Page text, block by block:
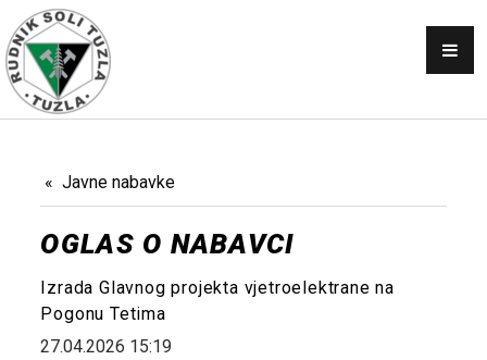
Javne nabavke
OGLAS O NABAVCI
Izrada Glavnog projekta vjetroelektrane na
Pogonu Tetima
27.04.2026 15:19
OBAVJEŠTENJA
SKUPŠTINA
NABAVKE
PRODAJA
GALERIJA
KONTAKT
AKTI